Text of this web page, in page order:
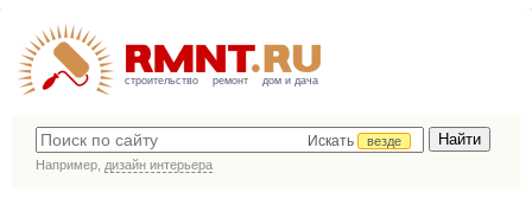
строительство ремонт дом и дача
Искать
везде
Например, дизайн интерьера